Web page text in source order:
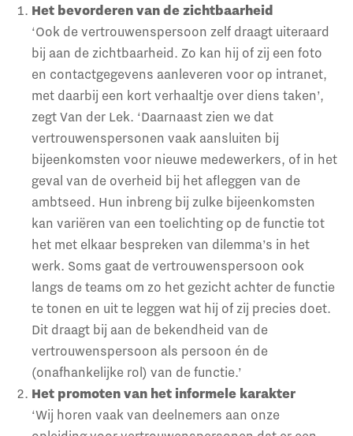
Het bevorderen van de zichtbaarheid
‘Ook de vertrouwenspersoon zelf draagt uiteraard
bij aan de zichtbaarheid. Zo kan hij of zij een foto
en contactgegevens aanleveren voor op intranet,
met daarbij een kort verhaaltje over diens taken’,
zegt Van der Lek. ‘Daarnaast zien we dat
vertrouwenspersonen vaak aansluiten bij
bijeenkomsten voor nieuwe medewerkers, of in het
geval van de overheid bij het afleggen van de
ambtseed. Hun inbreng bij zulke bijeenkomsten
kan variëren van een toelichting op de functie tot
het met elkaar bespreken van dilemma’s in het
werk. Soms gaat de vertrouwenspersoon ook
langs de teams om zo het gezicht achter de functie
te tonen en uit te leggen wat hij of zij precies doet.
Dit draagt bij aan de bekendheid van de
vertrouwenspersoon als persoon én de
(onafhankelijke rol) van de functie.’
Het promoten van het informele karakter
‘Wij horen vaak van deelnemers aan onze